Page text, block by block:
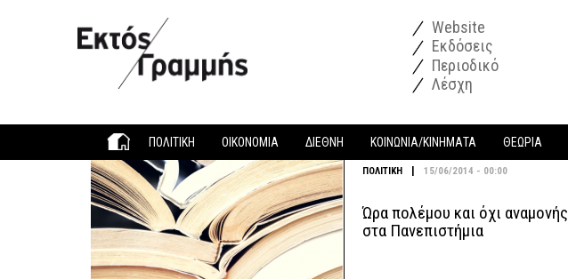
Website
Εκδόσεις
Περιοδικό
Λέσχη
ΠΟΛΙΤΙΚΗ ΟΙΚΟΝΟΜΙΑ ΔΙΕΘΝΗ ΚΟΙΝΩΝΙΑ/ΚΙΝΗΜΑΤΑ ΘΕΩΡΙΑ
ΠΟΛΙΤΙΚΗ 15/06/2014 - 00:00
Ώρα πολέμου και όχι αναμονής
στα Πανεπιστήμια